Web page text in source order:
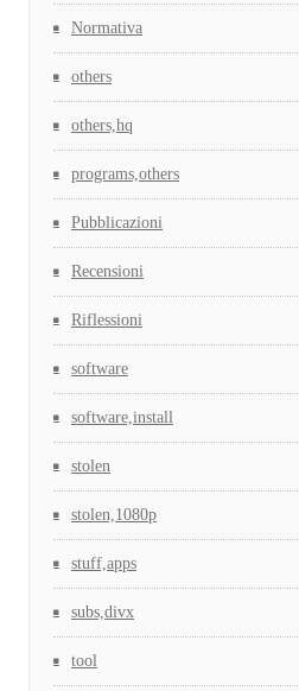
Normativa
others
others,hq
programs,others
Pubblicazioni
Recensioni
Riflessioni
software
software,install
stolen
stolen,1080p
stuff,apps
subs,divx
tool